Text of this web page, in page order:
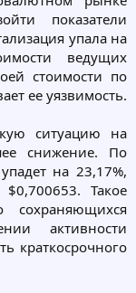
показатели
упала на
ведущих
стоимости по
ее уязвимость.
ситуацию на
снижение. По
на 23,17%,
Такое
сохраняющихся
активности
краткосрочного